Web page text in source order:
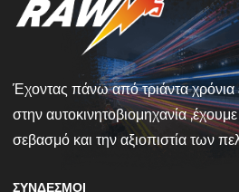
Έχοντας πάνω από τριάντα χρόνια
στην αυτοκινητοβιομηχανία ,έχουμε
σεβασμό και την αξιοπιστία των
ΣΎΝΔΕΣΜΟΙ